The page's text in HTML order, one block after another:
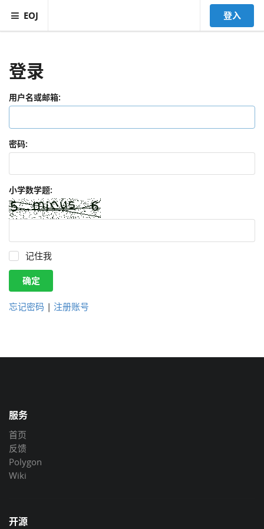
EOJ 登入
登录
用户名或邮箱:
密码:
小学数学题:
记住我
确定
忘记密码 | 注册账号
服务
首页
反馈
Polygon
Wiki
开源